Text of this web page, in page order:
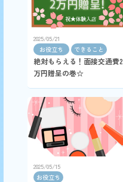
2025/05/21
お役立ち
できること
絶対もらえる！面接交通費2
万円贈呈の巻☆
2025/05/15
お役立ち